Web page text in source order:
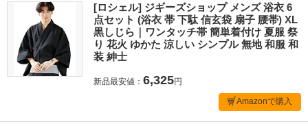
[ロシェル] ジギーズショップ メンズ 浴衣 6
点セット (浴衣 帯 下駄 信玄袋 扇子 腰帯) XL
黒しじら｜ワンタッチ帯 簡単着付け 夏服 祭
り 花火 ゆかた 涼しい シンプル 無地 和服 和
装 紳士
新品最安値： 6,325円
Amazonで購入